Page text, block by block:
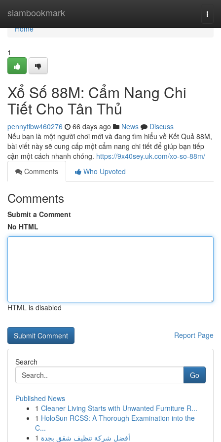
siambookmark
Home
Home
1
Xổ Số 88M: Cẩm Nang Chi
Tiết Cho Tân Thủ
pennytlbw460276 66 days ago News
Discuss
Nếu bạn là một người chơi mới và đang tìm hiểu về Kết Quả 88M,
bài viết này sẽ cung cấp một cẩm nang chi tiết để giúp bạn tiếp
cận một cách nhanh chóng. https://9x40sey.uk.com/xo-so-88m/
Comments
Who Upvoted
Comments
Submit a Comment
No HTML
HTML is disabled
Report Page
Search
Go
Published News
1 Cleaner Living Starts with Unwanted Furniture R...
1 HoloSun RCSS: A Thorough Examination into the
C...
1 أفضل شركة تنظيف شقق بجدة